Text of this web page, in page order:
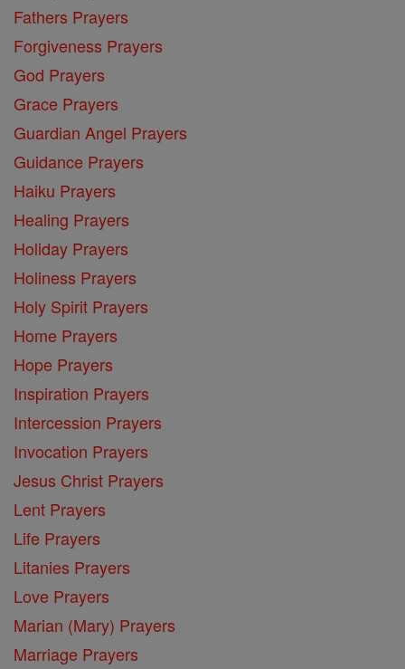
Fathers Prayers
Forgiveness Prayers
God Prayers
Grace Prayers
Guardian Angel Prayers
Guidance Prayers
Haiku Prayers
Healing Prayers
Holiday Prayers
Holiness Prayers
Holy Spirit Prayers
Home Prayers
Hope Prayers
Inspiration Prayers
Intercession Prayers
Invocation Prayers
Jesus Christ Prayers
Lent Prayers
Life Prayers
Litanies Prayers
Love Prayers
Marian (Mary) Prayers
Marriage Prayers